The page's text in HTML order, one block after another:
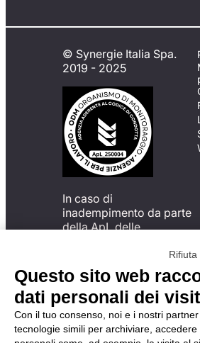
© Synergie Italia Spa.
2019 - 2025
In caso di
inadempimento da parte
della ApL delle
del Codice di Condotta, è
possibile presentare un
reclamo
all’Organismo di
Monitoraggio utilizzando
una delle modalità
descritte al seguente
Questo sito web
dati personali dei
Con il tuo consenso, noi e i nostri
tecnologie simili per archiviare,